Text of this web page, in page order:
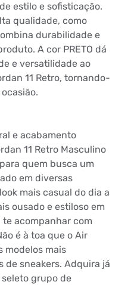
estilo e sofisticação.
qualidade, como
durabilidade e
A cor PRETO dá
e versatilidade ao
11 Retro, tornando-
e acabamento
11 Retro Masculino
quem busca um
em diversas
mais casual do dia a
ousado e estiloso em
acompanhar com
é à toa que o Air
modelos mais
de sneakers. Adquira já
grupo de